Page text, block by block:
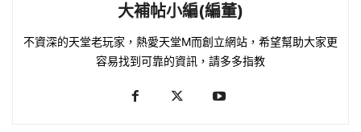
大補帖小編(編董)
不資深的天堂老玩家，熱愛天堂M而創立網站，希望幫助大家更
容易找到可靠的資訊，請多多指教